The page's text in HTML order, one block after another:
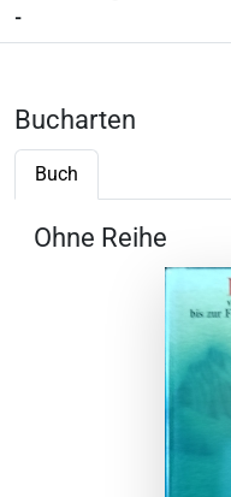
-
Bucharten
Buch
Ohne Reihe